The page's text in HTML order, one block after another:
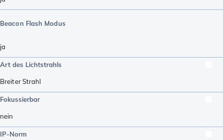
Beacon Flash Modus
ja
Art des Lichtstrahls
Breiter Strahl
Fokussierbar
nein
IP-Norm